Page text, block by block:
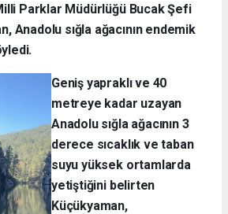
Parklar Müdürlüğü Bucak Şefi
Anadolu sığla ağacının endemik
Geniş yapraklı ve 40
metreye kadar uzayan
Anadolu sığla ağacının 3
derece sıcaklık ve taban
suyu yüksek ortamlarda
yetiştiğini belirten
Küçükyaman,